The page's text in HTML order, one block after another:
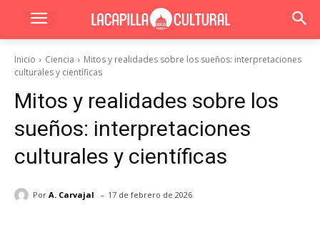
Inicio Ciencia
Mitos y realidades sobre los sueños: interpretaciones
culturales y científicas
Mitos y realidades sobre los
sueños: interpretaciones
culturales y científicas
Por A. Carvajal - 17 de febrero de 2026